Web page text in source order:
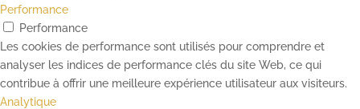
Performance
Performance
Les cookies de performance sont utilisés pour comprendre et
analyser les indices de performance clés du site Web, ce qui
contribue à offrir une meilleure expérience utilisateur aux visiteurs.
Analytique